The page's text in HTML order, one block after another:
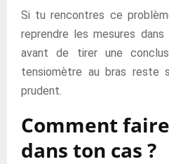
Si tu rencontres ce
reprendre les mesures
avant de tirer une
tensiomètre au bras reste
prudent.
Comment
dans ton cas ?